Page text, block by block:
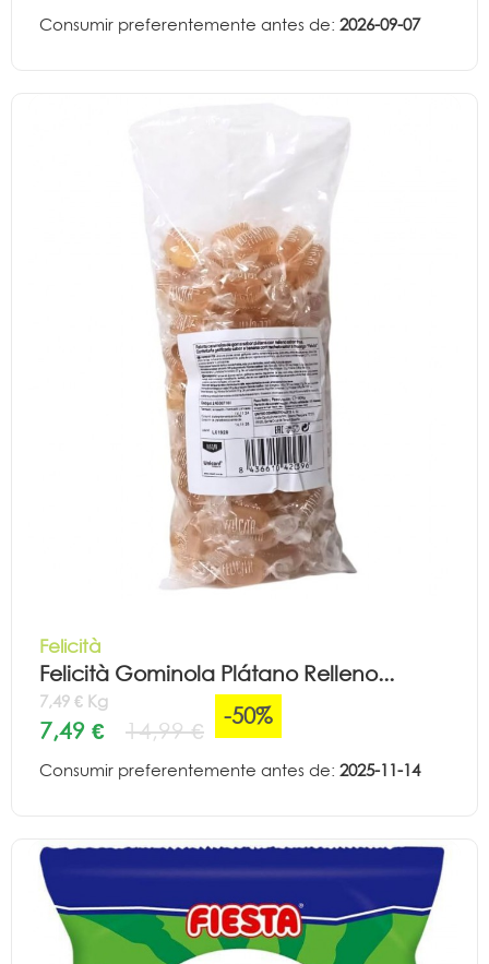
Consumir preferentemente antes de: 2026-09-07
Felicità
Felicità Gominola Plátano Relleno...
7,49 € Kg
7,49 € 14,99 €
-50%
Consumir preferentemente antes de: 2025-11-14